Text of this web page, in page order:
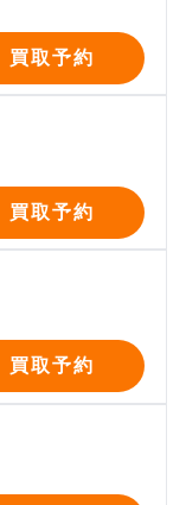
買取予約
買取予約
買取予約